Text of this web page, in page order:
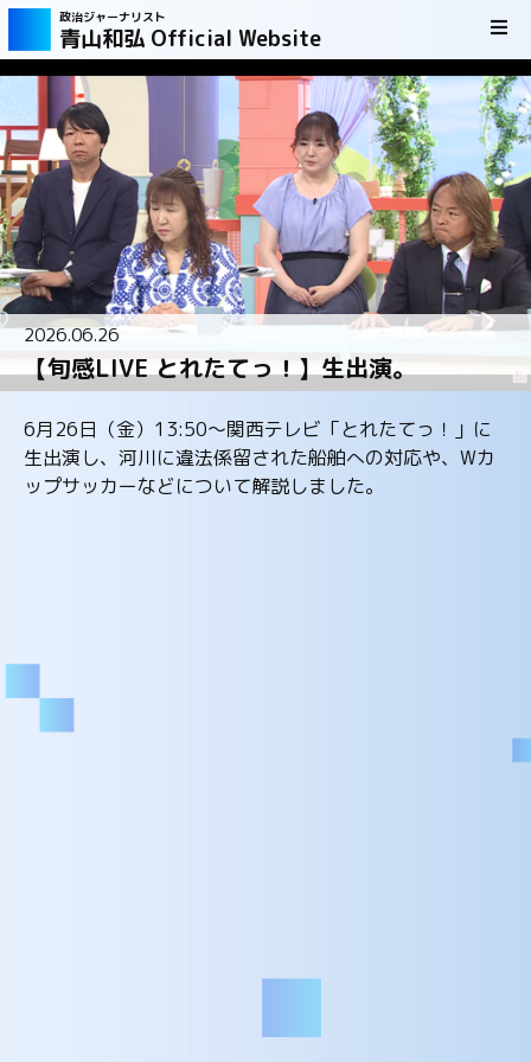
政治ジャーナリスト
青山和弘 Official Website
2026.06.26
【旬感LIVE とれたてっ！】生出演。
6月26日（金）13:50～関西テレビ「とれたてっ！」に
生出演し、河川に違法係留された船舶への対応や、Wカ
ップサッカーなどについて解説しました。